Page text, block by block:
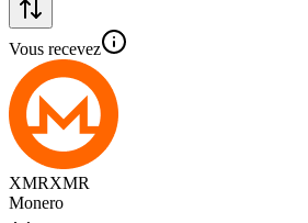
Vous recevez
XMRXMR
Monero